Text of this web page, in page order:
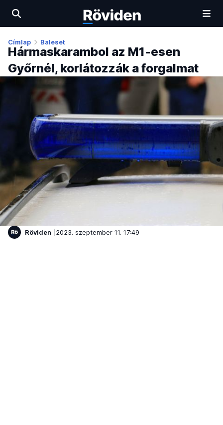
Címlap Baleset
Hármaskarambol az M1-esen
Győrnél, korlátozzák a forgalmat
Röviden 2023. szeptember 11. 17:49